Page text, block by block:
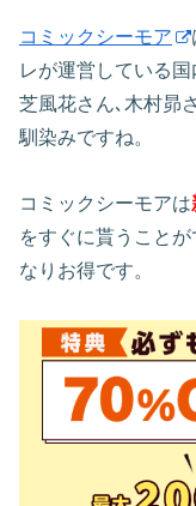
コミックシーモア
レが運営している
芝風花さん､木村昴
馴染みですね。
コミックシーモアは
をすぐに貰うこと
なりお得です。